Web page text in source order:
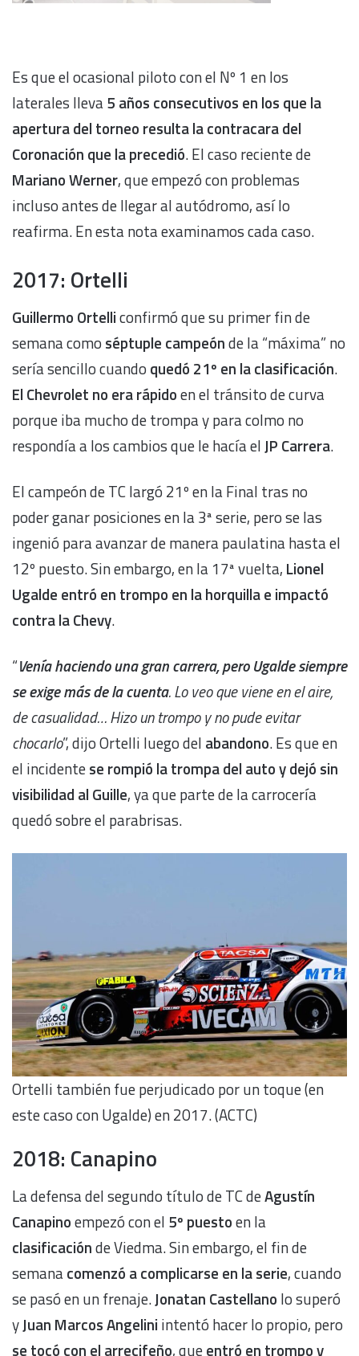
Es que el ocasional piloto con el Nº 1 en los
laterales lleva5 años consecutivos en los que la
apertura del torneo resulta la contracara del
Coronación que la precedió. El caso reciente de
Mariano Werner, que empezó con problemas
incluso antes de llegar al autódromo, así lo
reafirma. En esta nota examinamos cada caso.
2017: Ortelli
Guillermo Ortelliconfirmó que su primer fin de
semana como séptuple campeónde la “máxima” no
sería sencillo cuando quedó 21º en la clasificación.
El Chevrolet no era rápidoen el tránsito de curva
porque iba mucho de trompa y para colmo no
respondía a los cambios que le hacía elJP Carrera.
El campeón de TC largó 21º en la Final tras no
poder ganar posiciones en la 3ª serie, pero se las
ingenió para avanzar de manera paulatina hasta el
12º puesto. Sin embargo, en la 17ª vuelta, Lionel
Ugalde entró en trompo en la horquilla e impactó
contra la Chevy.
“Venía haciendo una gran carrera, pero Ugalde siempre
se exige más de la cuenta. Lo veo que viene en el aire,
de casualidad… Hizo un trompo y no pude evitar
chocarlo”, dijo Ortelli luego del abandono. Es que en
el incidentese rompió la trompa del auto y dejó sin
visibilidad al Guille, ya que parte de la carrocería
quedó sobre el parabrisas.
Ortelli también fue perjudicado por un toque (en
este caso con Ugalde) en 2017. (ACTC)
2018: Canapino
La defensa del segundo título de TC deAgustín
Canapinoempezó con el 5º puestoen la
clasificaciónde Viedma. Sin embargo, el fin de
semanacomenzó a complicarse en la serie, cuando
se pasó en un frenaje.Jonatan Castellano lo superó
yJuan Marcos Angelini intentó hacer lo propio, pero
se tocó con el arrecifeño, queentró en trompo y